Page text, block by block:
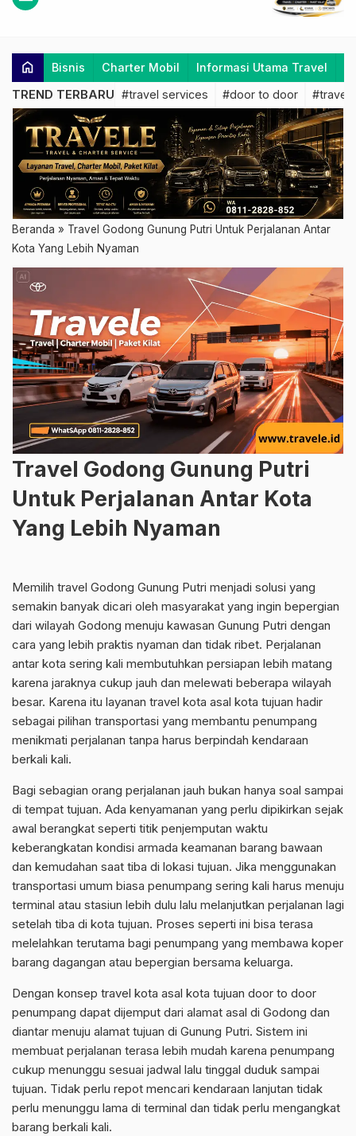
home Bisnis Charter Mobil Informasi Utama Travel
TREND TERBARU #travel services #door to door #travel
Beranda » Travel Godong Gunung Putri Untuk Perjalanan Antar
Kota Yang Lebih Nyaman
Travel Godong Gunung Putri
Untuk Perjalanan Antar Kota
Yang Lebih Nyaman
Memilih travel Godong Gunung Putri menjadi solusi yang
semakin banyak dicari oleh masyarakat yang ingin bepergian
dari wilayah Godong menuju kawasan Gunung Putri dengan
cara yang lebih praktis nyaman dan tidak ribet. Perjalanan
antar kota sering kali membutuhkan persiapan lebih matang
karena jaraknya cukup jauh dan melewati beberapa wilayah
besar. Karena itu layanan travel kota asal kota tujuan hadir
sebagai pilihan transportasi yang membantu penumpang
menikmati perjalanan tanpa harus berpindah kendaraan
berkali kali.
Bagi sebagian orang perjalanan jauh bukan hanya soal sampai
di tempat tujuan. Ada kenyamanan yang perlu dipikirkan sejak
awal berangkat seperti titik penjemputan waktu
keberangkatan kondisi armada keamanan barang bawaan
dan kemudahan saat tiba di lokasi tujuan. Jika menggunakan
transportasi umum biasa penumpang sering kali harus menuju
terminal atau stasiun lebih dulu lalu melanjutkan perjalanan lagi
setelah tiba di kota tujuan. Proses seperti ini bisa terasa
melelahkan terutama bagi penumpang yang membawa koper
barang dagangan atau bepergian bersama keluarga.
Dengan konsep travel kota asal kota tujuan door to door
penumpang dapat dijemput dari alamat asal di Godong dan
diantar menuju alamat tujuan di Gunung Putri. Sistem ini
membuat perjalanan terasa lebih mudah karena penumpang
cukup menunggu sesuai jadwal lalu tinggal duduk sampai
tujuan. Tidak perlu repot mencari kendaraan lanjutan tidak
perlu menunggu lama di terminal dan tidak perlu mengangkat
barang berkali kali.